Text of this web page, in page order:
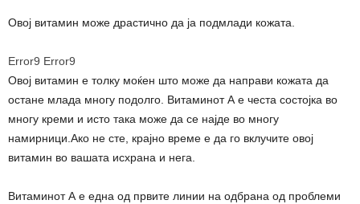
Овој витамин може драстично да ја подмлади кожата.
Error9 Error9
Овој витамин е толку моќен што може да направи кожата да
остане млада многу подолго. Витаминот А е честа состојка во
многу креми и исто така може да се најде во многу
намирници.Ако не сте, крајно време е да го вклучите овој
витамин во вашата исхрана и нега.
Витаминот А е една од првите линии на одбрана од проблеми